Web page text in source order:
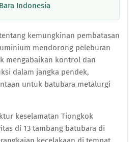
Indonesia
kemungkinan pembatasan
mendorong peleburan
mengabaikan kontrol dan
dalam jangka pendek,
untuk batubara metalurgi
keselamatan Tiongkok
di 13 tambang batubara di